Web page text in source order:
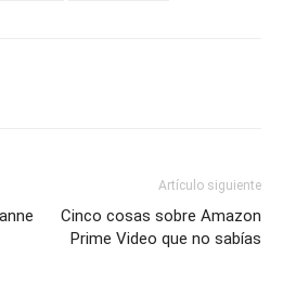
Artículo siguiente
Cinco cosas sobre Amazon
Prime Video que no sabías